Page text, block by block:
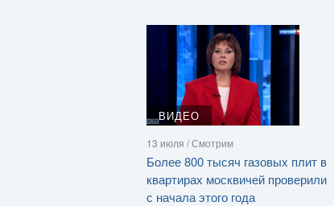
ВИДЕО
13 июля / Смотрим
Более 800 тысяч газовых плит в
квартирах москвичей проверили
с начала этого года